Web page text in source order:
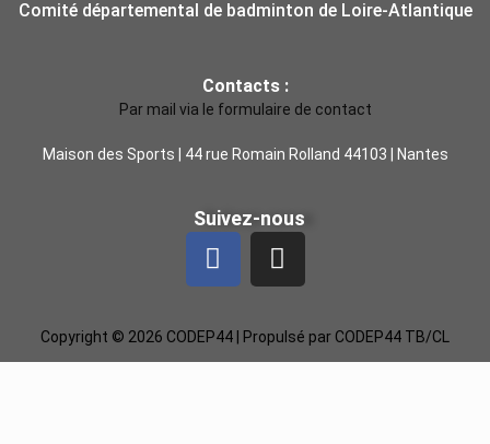
Comité départemental de badminton de Loire-Atlantique
Contacts :
Par mail via le formulaire de contact
Maison des Sports | 44 rue Romain Rolland 44103 | Nantes
Suivez-nous
Copyright © 2026 CODEP44 | Propulsé par CODEP44 TB/CL